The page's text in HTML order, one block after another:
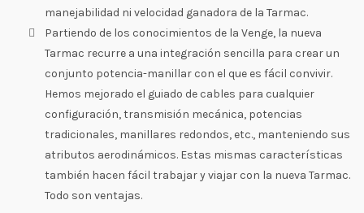
manejabilidad ni velocidad ganadora de la Tarmac.
Partiendo de los conocimientos de la Venge, la nueva
Tarmac recurre a una integración sencilla para crear un
conjunto potencia-manillar con el que es fácil convivir.
Hemos mejorado el guiado de cables para cualquier
configuración, transmisión mecánica, potencias
tradicionales, manillares redondos, etc., manteniendo sus
atributos aerodinámicos. Estas mismas características
también hacen fácil trabajar y viajar con la nueva Tarmac.
Todo son ventajas.